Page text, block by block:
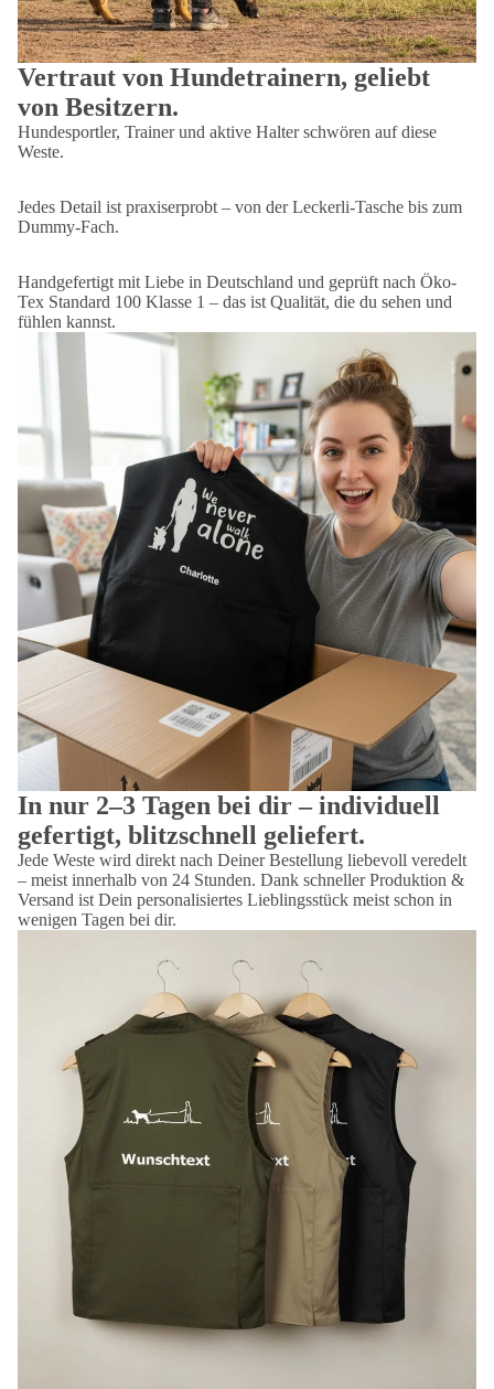
Vertraut von Hundetrainern, geliebt
von Besitzern.
Hundesportler, Trainer und aktive Halter schwören auf diese
Weste.
Jedes Detail ist praxiserprobt – von der Leckerli-Tasche bis zum
Dummy-Fach.
Handgefertigt mit Liebe in Deutschland und geprüft nach Öko-
Tex Standard 100 Klasse 1 – das ist Qualität, die du sehen und
fühlen kannst.
In nur 2–3 Tagen bei dir – individuell
gefertigt, blitzschnell geliefert.
Jede Weste wird direkt nach Deiner Bestellung liebevoll veredelt
– meist innerhalb von 24 Stunden. Dank schneller Produktion &
Versand ist Dein personalisiertes Lieblingsstück meist schon in
wenigen Tagen bei dir.